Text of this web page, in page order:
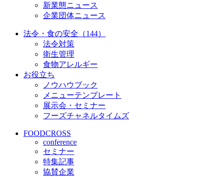
新業態ニュース
企業団体ニュース
法令・食の安全（144）
法令対策
衛生管理
食物アレルギー
お役立ち
ノウハウブック
メニューテンプレート
展示会・セミナー
フーズチャネルタイムズ
FOODCROSS
conference
セミナー
特集記事
協賛企業